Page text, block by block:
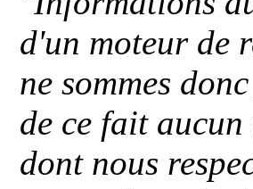
d'un moteur de
ne sommes
de ce fait
dont nous